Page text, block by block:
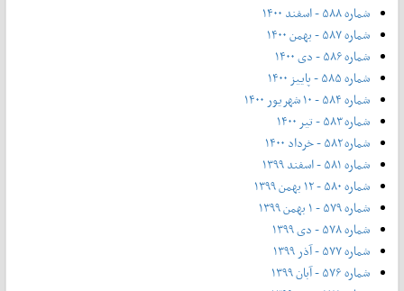
شماره ۵۸۸ - اسفند ۱۴۰۰
شماره ۵۸۷ - بهمن ۱۴۰۰
شماره ۵۸۶ - دی ۱۴۰۰
شماره ۵۸۵ - پاییز ۱۴۰۰
شماره ۵۸۴ - ۱۰ شهریور ۱۴۰۰
شماره ۵۸۳ - تیر ۱۴۰۰
شماره ۵۸۲ - خرداد ۱۴۰۰
شماره ۵۸۱ - اسفند ۱۳۹۹
شماره ۵۸۰ - ۱۲ بهمن ۱۳۹۹
شماره ۵۷۹ - ۱ بهمن ۱۳۹۹
شماره ۵۷۸ - دی ۱۳۹۹
شماره ۵۷۷ - آذر ۱۳۹۹
شماره ۵۷۶ - آبان ۱۳۹۹